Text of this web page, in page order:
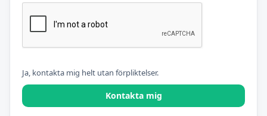
Ja, kontakta mig helt utan förpliktelser.
Kontakta mig